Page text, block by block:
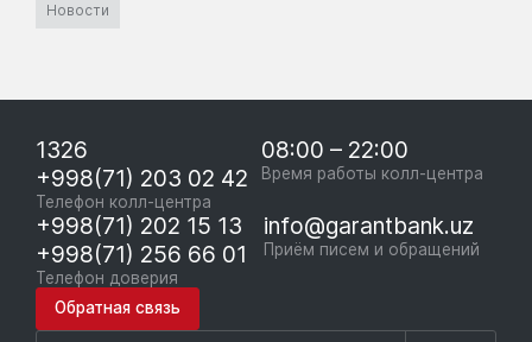
Новости
1326
+998(71) 203 02 42
Телефон колл-центра
08:00 – 22:00
Время работы колл-центра
+998(71) 202 15 13
+998(71) 256 66 01
Телефон доверия
info@garantbank.uz
Приём писем и обращений
Обратная связь